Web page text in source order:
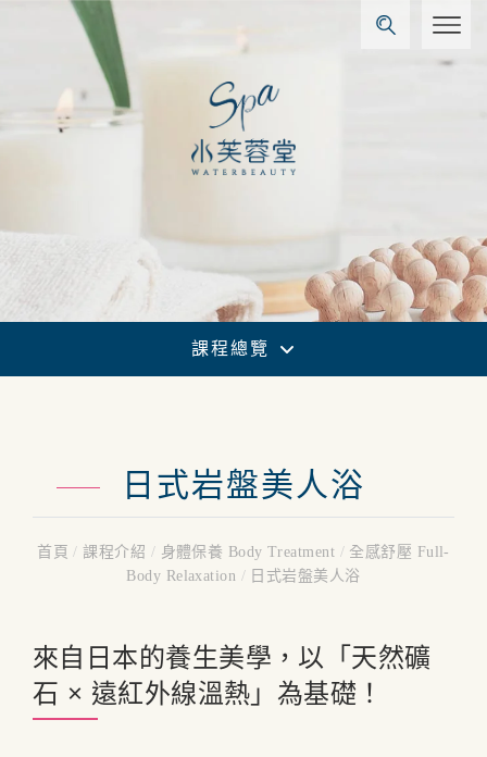
課程總覽
日式岩盤美人浴
首頁/ 課程介紹 / 身體保養 Body Treatment /全感舒壓 Full-
Body Relaxation / 日式岩盤美人浴
來自日本的養生美學，以「天然礦
石 × 遠紅外線溫熱」為基礎！